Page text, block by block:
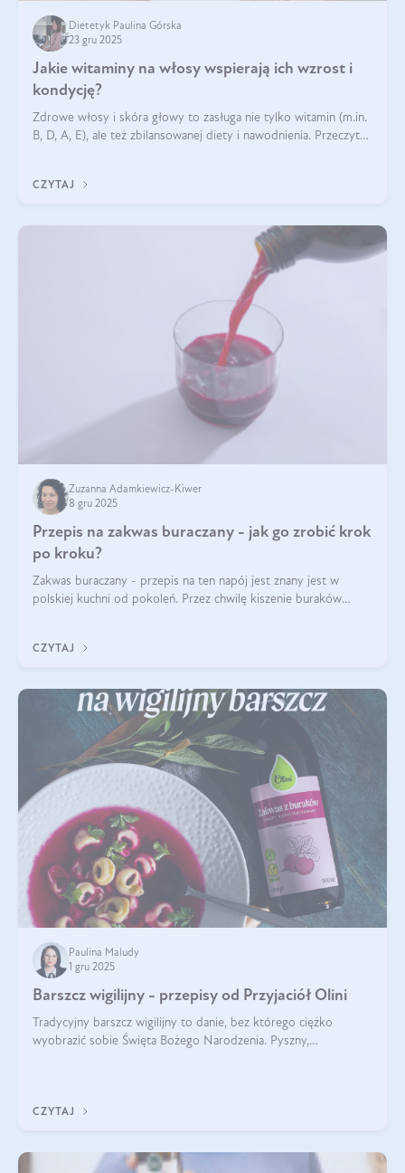
Dietetyk Paulina Górska
23 gru 2025
Jakie witaminy na włosy wspierają ich wzrost i
kondycję?
Zdrowe włosy i skóra głowy to zasługa nie tylko witamin (m.in.
B, D, A, E), ale też zbilansowanej diety i nawodnienia. Przeczytaj
CZYTAJ
Zuzanna Adamkiewicz-Kiwer
8 gru 2025
Przepis na zakwas buraczany - jak go zrobić krok
po kroku?
Zakwas buraczany - przepis na ten napój jest znany jest w
polskiej kuchni od pokoleń. Przez chwilę kiszenie buraków
CZYTAJ
Paulina Maludy
1 gru 2025
Barszcz wigilijny - przepisy od Przyjaciół Olini
Tradycyjny barszcz wigilijny to danie, bez którego ciężko
wyobrazić sobie Święta Bożego Narodzenia. Pyszny,
CZYTAJ